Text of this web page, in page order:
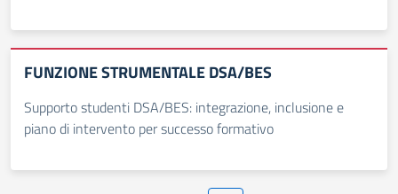
FUNZIONE STRUMENTALE DSA/BES
Supporto studenti DSA/BES: integrazione, inclusione e
piano di intervento per successo formativo